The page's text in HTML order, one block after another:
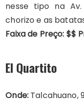
nesse tipo na
chorizo e as
Faixa de Preço: $$
El Quartito
Onde: Talcahuano,